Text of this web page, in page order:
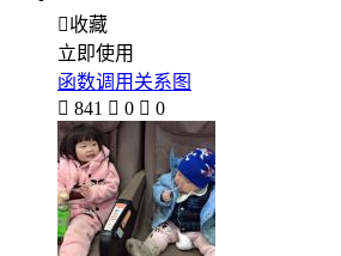
收藏
立即使用
函数调用关系图
 841  0  0